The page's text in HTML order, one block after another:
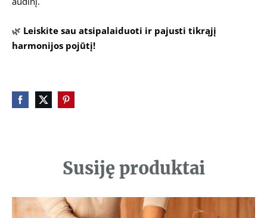
🌿 Leiskite sau atsipalaiduoti ir pajusti tikrąjį
harmonijos pojūtį!
Susiję produktai